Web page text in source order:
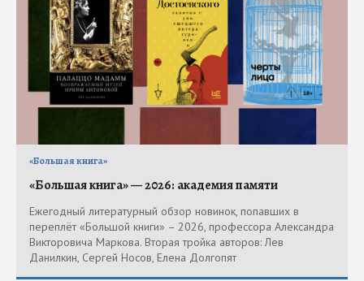
«Большая книга»
«Большая книга» — 2026: академия памяти
Ежегодный литературный обзор новинок, попавших в
переплёт «Большой книги» – 2026, профессора Александра
Викторовича Маркова. Вторая тройка авторов: Лев
Данилкин, Сергей Носов, Елена Долгопят